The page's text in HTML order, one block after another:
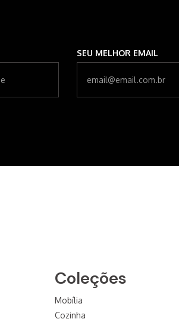
SEU MELHOR EMAIL
Coleções
Mobília
Cozinha